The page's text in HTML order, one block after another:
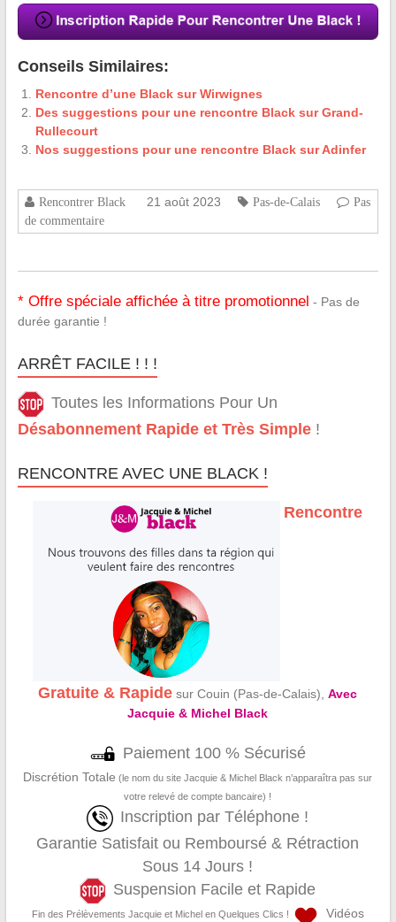
Conseils Similaires:
Rencontre d’une Black sur Wirwignes
Des suggestions pour une rencontre Black sur Grand-
Rullecourt
Nos suggestions pour une rencontre Black sur Adinfer
Rencontrer Black 21 août 2023 Pas-de-Calais
Pas
de commentaire
* Offre spéciale affichée à titre promotionnel - Pas de
durée garantie !
ARRÊT FACILE ! ! !
Toutes les Informations Pour Un
Désabonnement Rapide et Très Simple!
RENCONTRE AVEC UNE BLACK !
Rencontre
Gratuite & Rapide sur Couin (Pas-de-Calais),Avec
Jacquie & Michel Black
Paiement 100 % Sécurisé
Discrétion Totale (le nom du site Jacquie & Michel Black n’apparaîtra pas sur
votre relevé de compte bancaire) !
Inscription par Téléphone !
Garantie Satisfait ou Remboursé & Rétraction
Sous 14 Jours !
Suspension Facile et Rapide
Fin des Prélèvements Jacquie et Michel en Quelques Clics !
Vidéos